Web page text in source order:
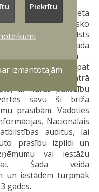
un Ministru kabineta
prasības” būtisko
kā arī valsts
līdz 2025. gada
pārvaldnieku -
prasību izpildi. Tāpat
kiberdrošības centrā
ar kuras palīdzību
savu šī brīža
prasībām. Vadoties
Nacionālais
auditus, lai
prasību izpildi un
vai iestāžu
Šāda veida
un iestādēm turpmāk
gados.
Piekrītu
izmantotajām